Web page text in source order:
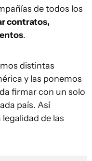
de todos los
contratos,
.
distintas
y las ponemos
firmar con un solo
país. Así
de las